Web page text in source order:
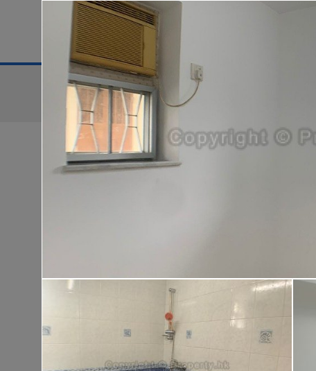
地區 售盤
搜尋條件:
黃金置頂
@$9,500
售$13,300,000